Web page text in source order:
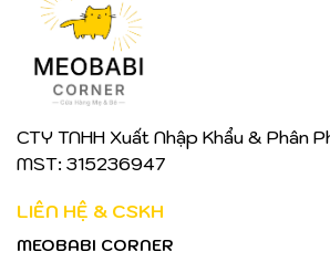
CTY TNHH Xuất Nhập Khẩu & Phân
MST: 315236947
LIÊN HỆ & CSKH
MEOBABI CORNER